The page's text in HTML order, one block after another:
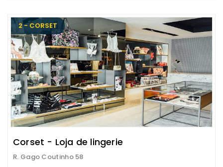
2 - CORSET
Corset - Loja de lingerie
R. Gago Coutinho 58